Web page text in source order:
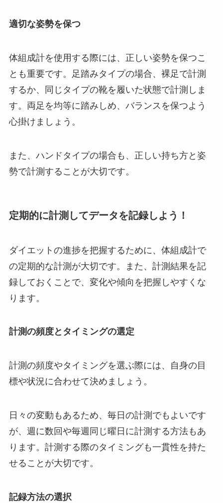
適切な姿勢を保つ
体組成計を使用する際には、正しい姿勢を保つこ
とも重要です。足踏みタイプの場合、裸足で計測
するか、同じタイプの靴を履いた状態で計測しま
す。両足を均等に踏みしめ、バランスを保つよう
心掛けましょう。
また、ハンドタイプの場合も、正しい持ち方と姿
勢で計測することが大切です。
定期的に計測してデータを記録しよう！
ダイエットの進捗を把握するために、体組成計で
の定期的な計測が大切です。また、計測結果を記
録しておくことで、変化や傾向を把握しやすくな
ります。
計測の頻度とタイミングの選定
計測の頻度やタイミングを選ぶ際には、自身の目
標や状況に合わせて決めましょう。
日々の変動もあるため、毎日の計測でもよいです
が、週に数回や毎週同じ曜日に計測する方法もあ
ります。計測する際のタイミングも一貫性を持た
せることが大切です。
記録方法の選択